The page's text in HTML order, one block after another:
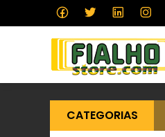
CATEGORIAS